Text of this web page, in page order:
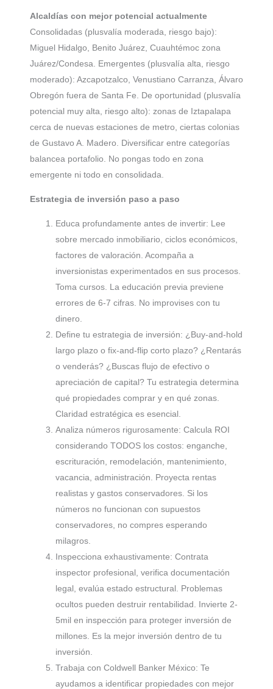
Alcaldías con mejor potencial actualmente
Consolidadas (plusvalía moderada, riesgo bajo):
Miguel Hidalgo, Benito Juárez, Cuauhtémoc zona
Juárez/Condesa. Emergentes (plusvalía alta, riesgo
moderado): Azcapotzalco, Venustiano Carranza, Álvaro
Obregón fuera de Santa Fe. De oportunidad (plusvalía
potencial muy alta, riesgo alto): zonas de Iztapalapa
cerca de nuevas estaciones de metro, ciertas colonias
de Gustavo A. Madero. Diversificar entre categorías
balancea portafolio. No pongas todo en zona
emergente ni todo en consolidada.
Estrategia de inversión paso a paso
Educa profundamente antes de invertir: Lee
sobre mercado inmobiliario, ciclos económicos,
factores de valoración. Acompaña a
inversionistas experimentados en sus procesos.
Toma cursos. La educación previa previene
errores de 6-7 cifras. No improvises con tu
dinero.
Define tu estrategia de inversión: ¿Buy-and-hold
largo plazo o fix-and-flip corto plazo? ¿Rentarás
o venderás? ¿Buscas flujo de efectivo o
apreciación de capital? Tu estrategia determina
qué propiedades comprar y en qué zonas.
Claridad estratégica es esencial.
Analiza números rigurosamente: Calcula ROI
considerando TODOS los costos: enganche,
escrituración, remodelación, mantenimiento,
vacancia, administración. Proyecta rentas
realistas y gastos conservadores. Si los
números no funcionan con supuestos
conservadores, no compres esperando
milagros.
Inspecciona exhaustivamente: Contrata
inspector profesional, verifica documentación
legal, evalúa estado estructural. Problemas
ocultos pueden destruir rentabilidad. Invierte 2-
5mil en inspección para proteger inversión de
millones. Es la mejor inversión dentro de tu
inversión.
Trabaja con Coldwell Banker México: Te
ayudamos a identificar propiedades con mejor